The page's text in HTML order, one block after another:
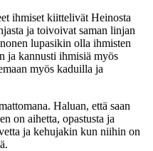
ihmiset kiittelivät Heinosta
ja toivoivat saman linjan
lupasikin olla ihmisten
ja kannusti ihmisiä myös
myös kaduilla ja
Haluan, että saan
on aihetta, opastusta ja
ja kehujakin kun niihin on